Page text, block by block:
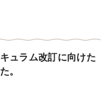
ュラム改訂に向けた
。